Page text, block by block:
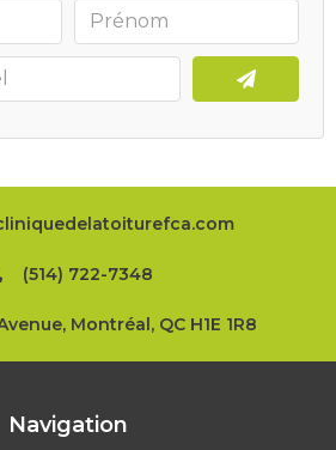
(514) 722-7348
Montréal, QC H1E 1R8
Navigation